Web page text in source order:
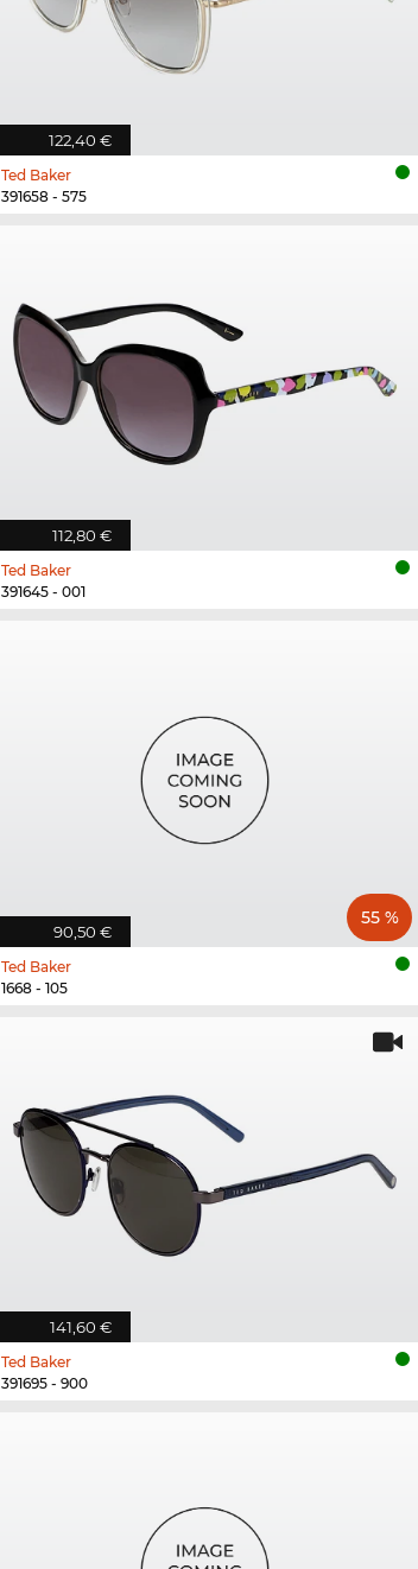
122,40 €
Ted Baker
391658 - 575
112,80 €
Ted Baker
391645 - 001
90,50 €
55 %
Ted Baker
1668 - 105
141,60 €
Ted Baker
391695 - 900